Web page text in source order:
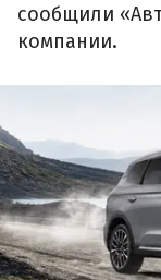
сообщили
компании.